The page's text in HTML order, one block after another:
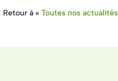
à « Toutes nos actualités